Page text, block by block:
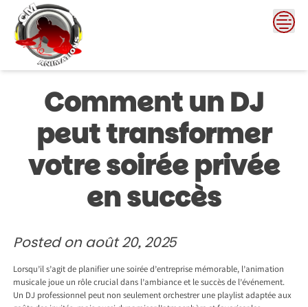
content
Comment un DJ
peut transformer
votre soirée privée
en succès
Posted on août 20, 2025
Lorsqu’il s’agit de planifier une soirée d’entreprise mémorable, l’animation
musicale joue un rôle crucial dans l’ambiance et le succès de l’événement.
Un DJ professionnel peut non seulement orchestrer une playlist adaptée aux